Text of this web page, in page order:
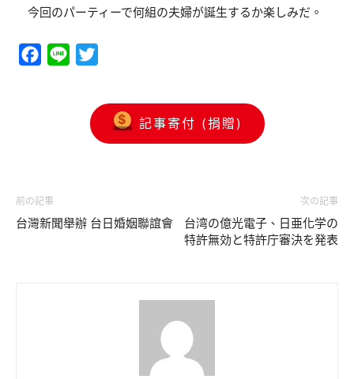
今回のパーティーで何組の夫婦が誕生するか楽しみだ。
Facebook
Line
記事寄付 (捐贈)
前の記事
台灣新聞舉辦 台日婚姻聯誼會
次の記事
台湾の億光電子、日亜化学の
特許無効と特許庁審決を発表